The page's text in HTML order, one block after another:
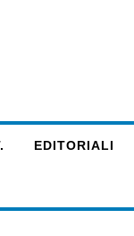
EDITORIALI